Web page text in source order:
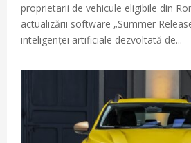
proprietarii de vehicule eligibile din
actualizării software „Summer
inteligenței artificiale dezvoltată de...